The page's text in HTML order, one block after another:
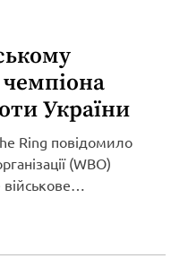
України
Ring повідомило
(WBO)